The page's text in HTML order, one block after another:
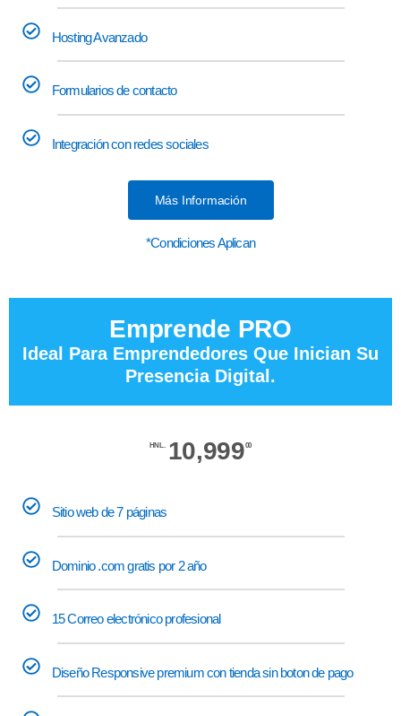
Hosting Avanzado
Formularios de contacto
Integración con redes sociales
Más Información
*Condiciones Aplican
Emprende PRO
Ideal Para Emprendedores Que Inician Su
Presencia Digital.
HNL. 10,99900
Sitio web de 7 páginas
Dominio .com gratis por 2 año
15 Correo electrónico profesional
Diseño Responsive premium con tienda sin boton de pago